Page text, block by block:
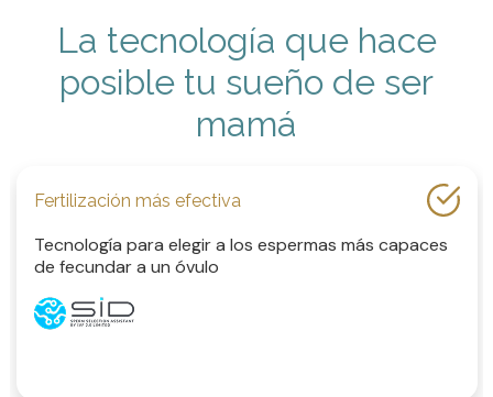
La tecnología que hace
posible tu sueño de ser
mamá
Fertilización más efectiva
Tecnología para elegir a los espermas más capaces
de fecundar a un óvulo